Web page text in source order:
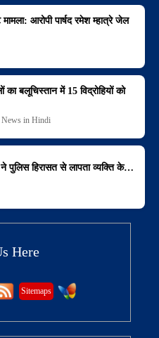
आरोपी पार्षद रमेश म्हात्रे जेल
का बलूचिस्तान में 15 विद्रोहियों को
News in Hindi
पुलिस हिरासत से लापता व्यक्ति के…
Here
Sitemaps